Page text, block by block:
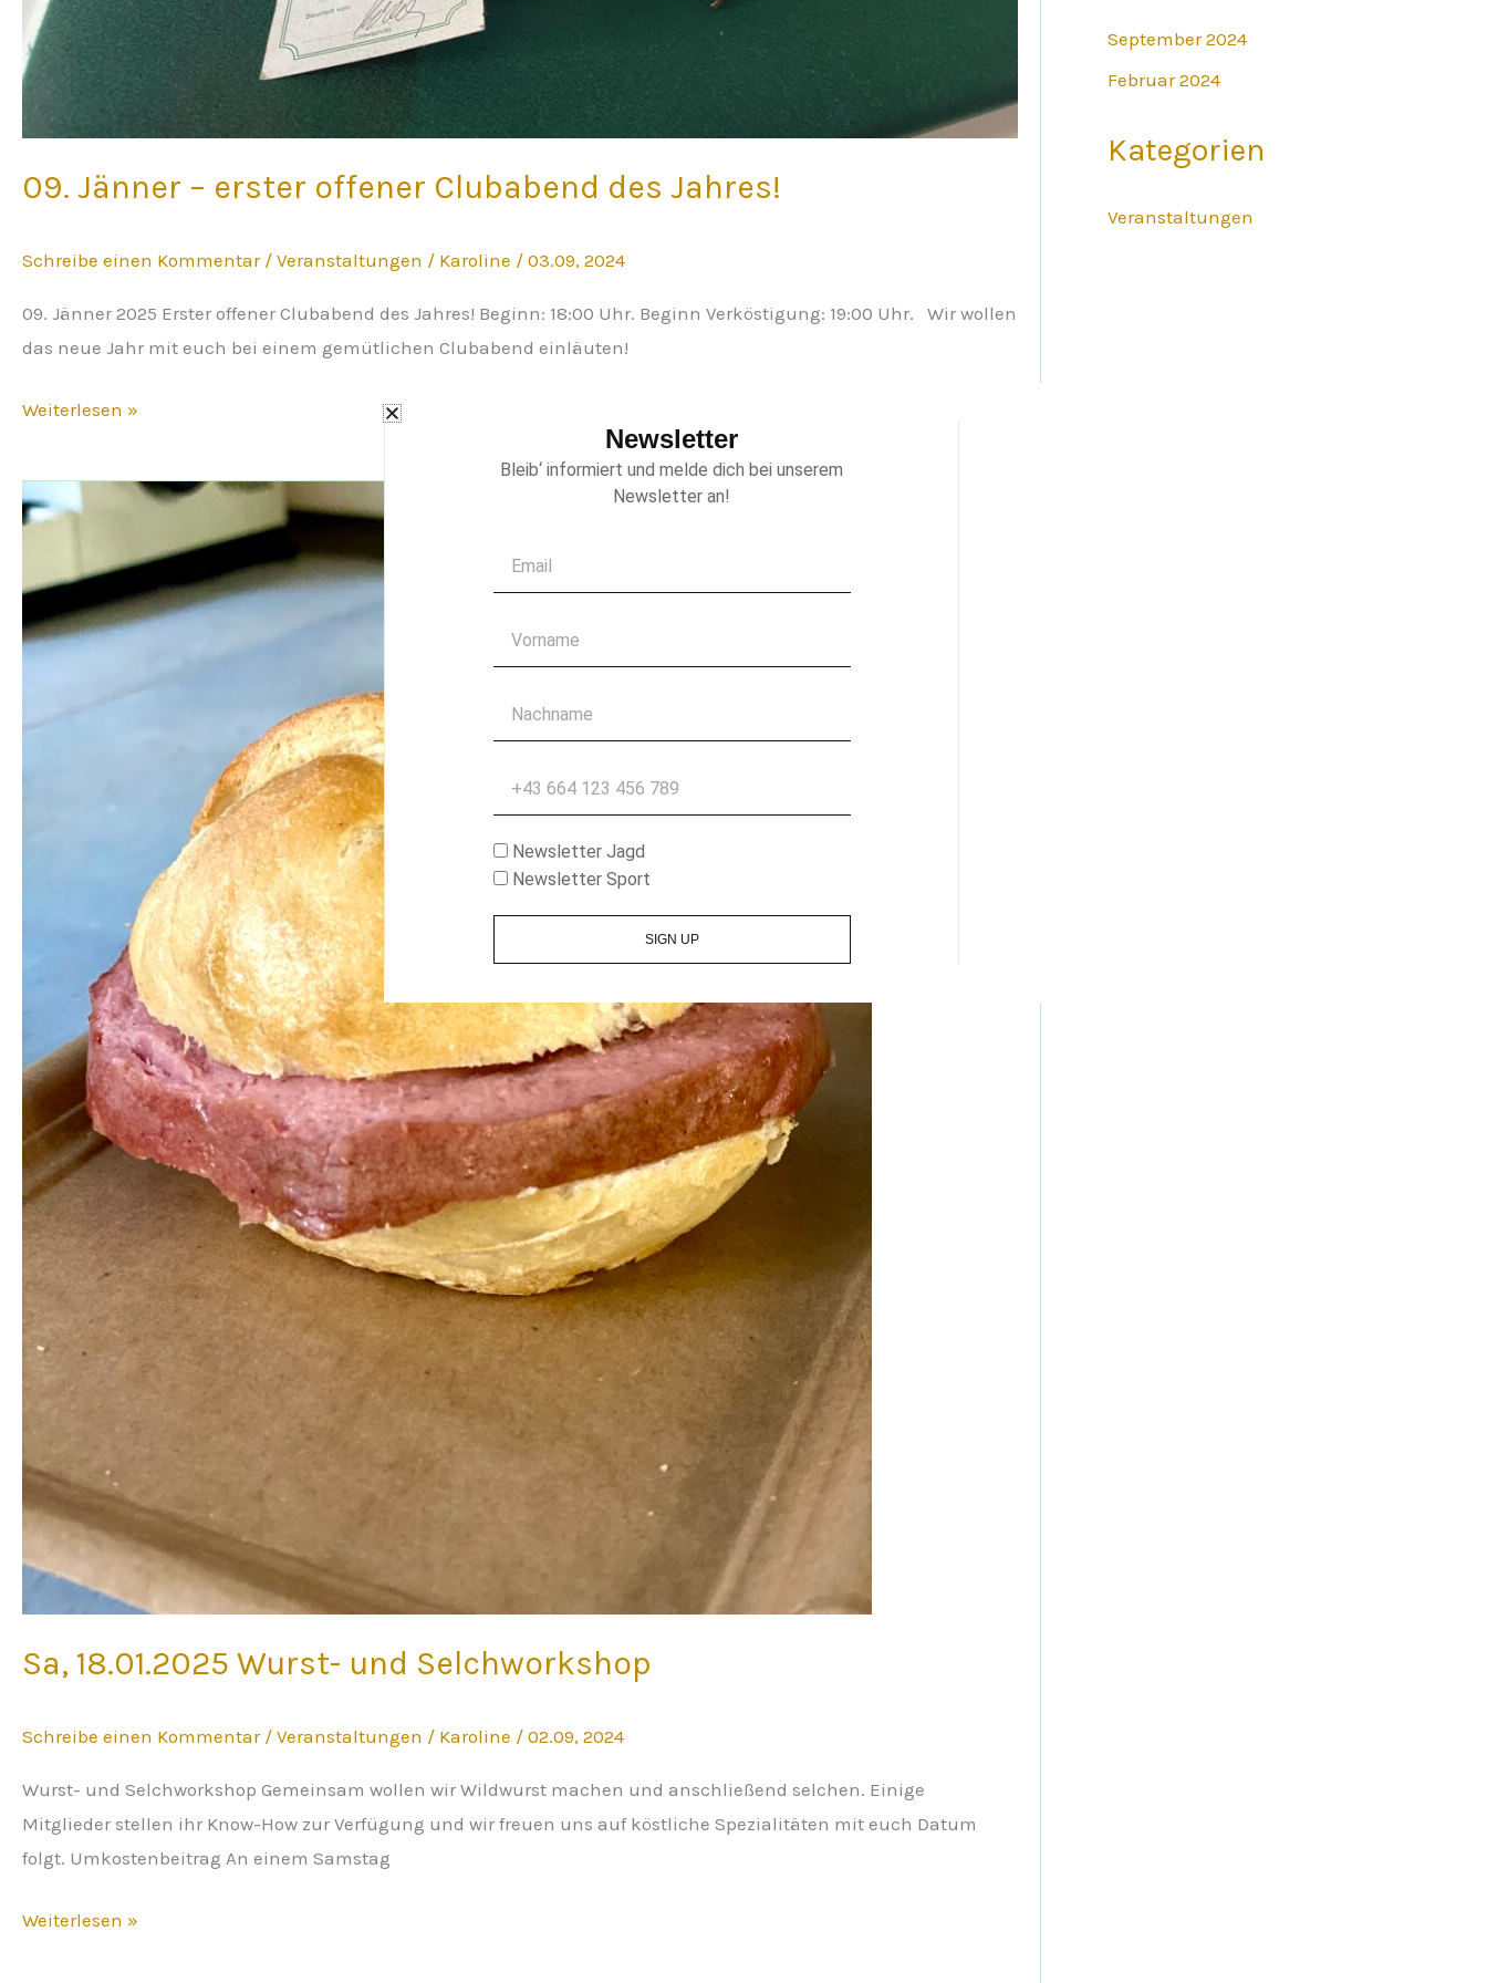
09. Jänner – erster offener Clubabend des Jahres!
Schreibe einen Kommentar / Veranstaltungen / Karoline / 03.09, 2024
09. Jänner 2025 Erster offener Clubabend des Jahres! Beginn: 18:00 Uhr. Beginn Verköstigung: 19:00 Uhr. Wir wollen
das neue Jahr mit euch bei einem gemütlichen Clubabend einläuten!
Weiterlesen »
Sa, 18.01.2025 Wurst- und Selchworkshop
Schreibe einen Kommentar / Veranstaltungen / Karoline / 02.09, 2024
Wurst- und Selchworkshop Gemeinsam wollen wir Wildwurst machen und anschließend selchen. Einige
Mitglieder stellen ihr Know-How zur Verfügung und wir freuen uns auf köstliche Spezialitäten mit euch Datum
folgt. Umkostenbeitrag An einem Samstag
Sa,
18.01.2025
und
Selchworkshop
Weiterlesen »
September 2024
Februar 2024
Kategorien
Veranstaltungen
Newsletter
Bleib‘ informiert und melde dich bei unserem
Newsletter an!
Newsletter Jagd
Newsletter Sport
SIGN UP